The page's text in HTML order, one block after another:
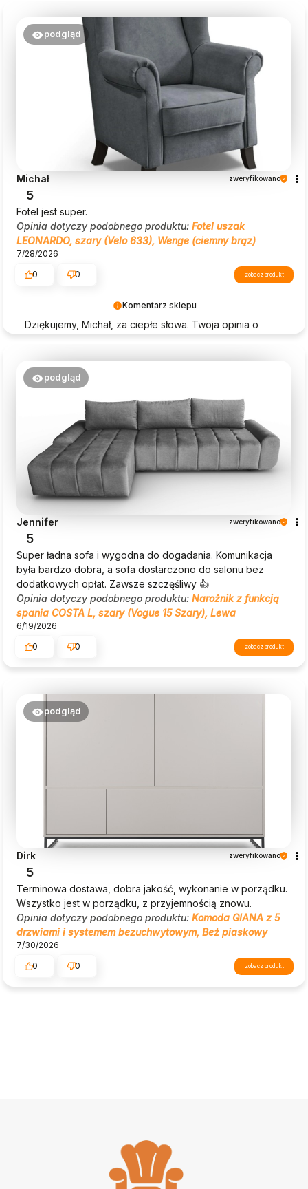
Komentarz sklepu
Dziękujemy, Michał, za ciepłe słowa. Twoja opinia o
podgląd
Michał zweryfikowano
5
Fotel jest super.
Opinia dotyczy podobnego produktu: Fotel uszak
LEONARDO, szary (Velo 633), Wenge (ciemny brąz)
7/28/2026
0
0 zobacz produkt
podgląd
Jennifer zweryfikowano
5
Super ładna sofa i wygodna do dogadania. Komunikacja
była bardzo dobra, a sofa dostarczono do salonu bez
dodatkowych opłat. Zawsze szczęśliwy 👍
Opinia dotyczy podobnego produktu: Narożnik z funkcją
spania COSTA L, szary (Vogue 15 Szary), Lewa
6/19/2026
0
0 zobacz produkt
podgląd
Dirk zweryfikowano
5
Terminowa dostawa, dobra jakość, wykonanie w porządku.
Wszystko jest w porządku, z przyjemnością znowu.
Opinia dotyczy podobnego produktu: Komoda GIANA z 5
drzwiami i systemem bezuchwytowym, Beż piaskowy
7/30/2026
0
0 zobacz produkt